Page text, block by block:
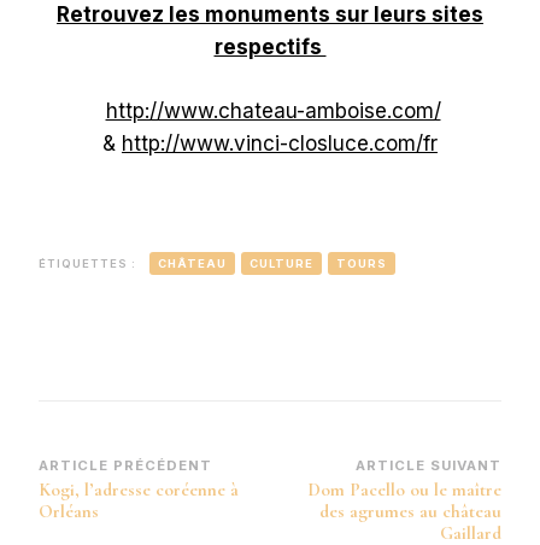
Retrouvez les monuments sur leurs sites
respectifs
http://www.chateau-amboise.com/
& http://www.vinci-closluce.com/fr
ÉTIQUETTES : CHÂTEAU CULTURE TOURS
Navigation
d’article
ARTICLE PRÉCÉDENT
Kogi, l’adresse coréenne à
Orléans
ARTICLE SUIVANT
Dom Pacello ou le maître
des agrumes au château
Gaillard